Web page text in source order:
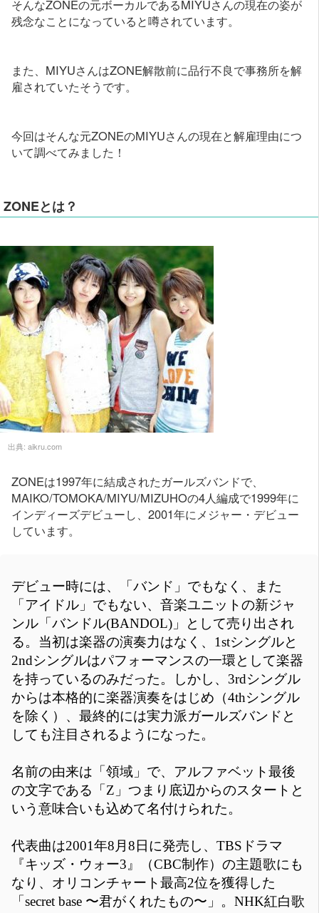
そんなZONEの元ボーカルであるMIYUさんの現在の姿が
残念なことになっていると噂されています。
また、MIYUさんはZONE解散前に品行不良で事務所を解
雇されていたそうです。
今回はそんな元ZONEのMIYUさんの現在と解雇理由につ
いて調べてみました！
ZONEとは？
出典: aikru.com
ZONEは1997年に結成されたガールズバンドで、
MAIKO/TOMOKA/MIYU/MIZUHOの4人編成で1999年に
インディーズデビューし、2001年にメジャー・デビュー
しています。
デビュー時には、「バンド」でもなく、また
「アイドル」でもない、音楽ユニットの新ジャ
ンル「バンドル(BANDOL)」として売り出され
る。当初は楽器の演奏力はなく、1stシングルと
2ndシングルはパフォーマンスの一環として楽器
を持っているのみだった。しかし、3rdシングル
からは本格的に楽器演奏をはじめ（4thシングル
を除く）、最終的には実力派ガールズバンドと
しても注目されるようになった。
名前の由来は「領域」で、アルファベット最後
の文字である「Z」つまり底辺からのスタートと
いう意味合いも込めて名付けられた。
代表曲は2001年8月8日に発売し、TBSドラマ
『キッズ・ウォー3』（CBC制作）の主題歌にも
なり、オリコンチャート最高2位を獲得した
「secret base 〜君がくれたもの〜」。NHK紅白歌